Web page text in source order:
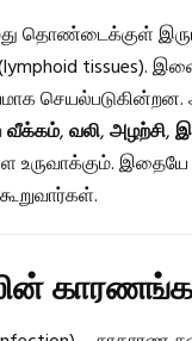
தொண்டைக்குள்
tissues).
வீக்கம்,வலி,அழற்சி,
உருவாக்கும். இதையே